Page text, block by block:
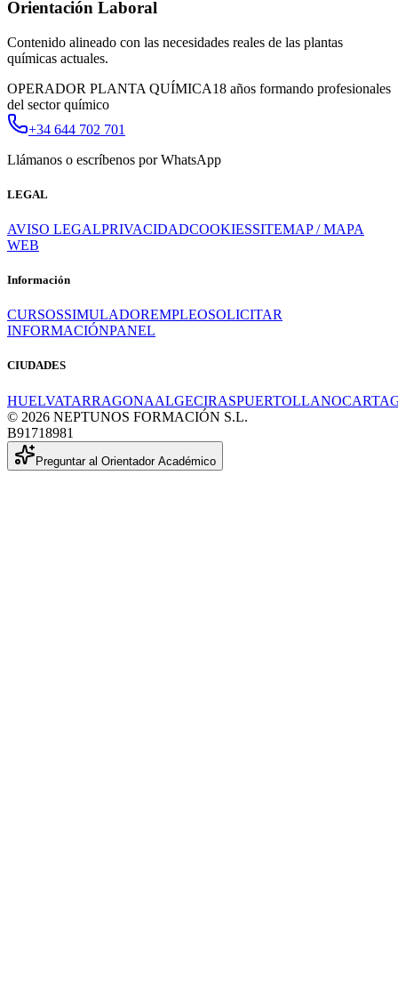
Orientación Laboral
Contenido alineado con las necesidades reales de las plantas
químicas actuales.
OPERADOR PLANTA QUÍMICA18 años formando profesionales
del sector químico
+34 644 702 701
Llámanos o escríbenos por WhatsApp
LEGAL
AVISO LEGALPRIVACIDADCOOKIESSITEMAP / MAPA
WEB
Información
CURSOSSIMULADOREMPLEOSOLICITAR
INFORMACIÓNPANEL
CIUDADES
HUELVATARRAGONAALGECIRASPUERTOLLANO
© 2026 NEPTUNOS FORMACIÓN S.L.
B91718981
Preguntar al Orientador Académico